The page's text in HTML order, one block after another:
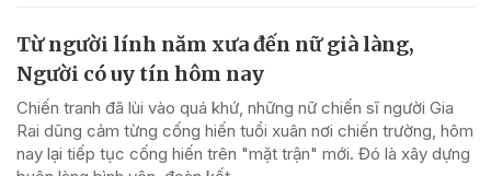
Từ người lính năm xưa đến nữ già làng,
Người có uy tín hôm nay
Chiến tranh đã lùi vào quá khứ, những nữ chiến sĩ người Gia
Rai dũng cảm từng cống hiến tuổi xuân nơi chiến trường, hôm
nay lại tiếp tục cống hiến trên "mặt trận" mới. Đó là xây dựng